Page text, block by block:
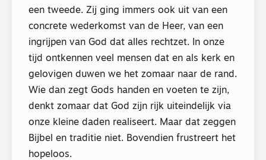
een tweede. Zij ging immers ook uit van een
concrete wederkomst van de Heer, van een
ingrijpen van God dat alles rechtzet. In onze
tijd ontkennen veel mensen dat en als kerk en
gelovigen duwen we het zomaar naar de rand.
Wie dan zegt Gods handen en voeten te zijn,
denkt zomaar dat God zijn rijk uiteindelijk via
onze kleine daden realiseert. Maar dat zeggen
Bijbel en traditie niet. Bovendien frustreert het
hopeloos.